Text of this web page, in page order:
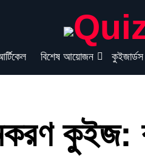
বিশেষ আয়োজন
কুইজ: